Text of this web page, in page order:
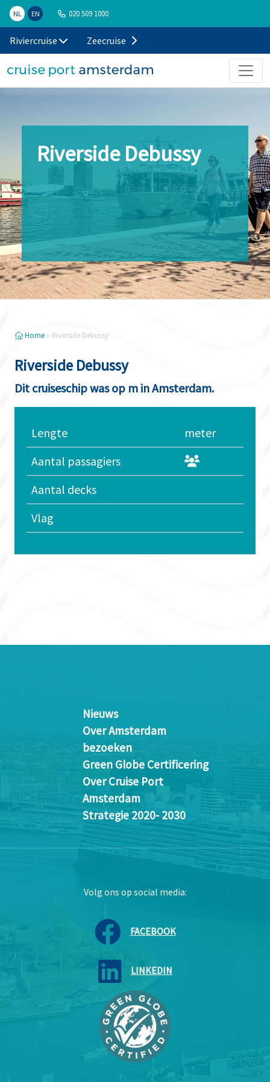
NL EN 020 509 1000
Riviercruise Zeecruise
Riverside Debussy
Home » Riverside Debussy
Riverside Debussy
Dit cruiseschip was op m in Amsterdam.
Lengte
meter
Aantal passagiers
Aantal decks
Vlag
Nieuws
Over Amsterdam
bezoeken
Green Globe Certificering
Over Cruise Port
Amsterdam
Strategie 2020- 2030
Volg ons op social media:
FACEBOOK
LINKEDIN